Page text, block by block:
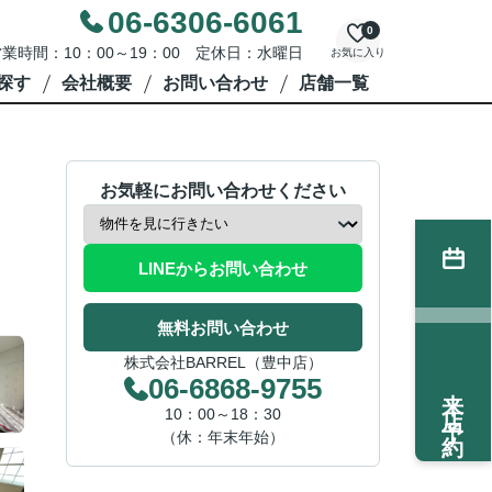
06-6306-6061
時間：10：00～19：00 定休日：水曜日 お気に入り
0
す 会社概要 お問い合わせ 店舗一覧
お気軽にお問い合わせください
LINEからお問い合わせ
無料お問い合わせ
株式会社BARREL（豊中店）
06-6868-9755
10：00～18：30
（休：年末年始）
来店予約